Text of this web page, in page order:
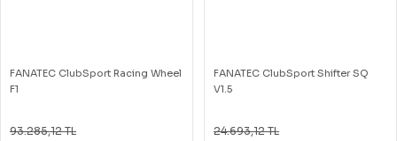
FANATEC ClubSport Racing Wheel
F1
93.285,12 TL
FANATEC ClubSport Shifter SQ
V1.5
24.693,12 TL